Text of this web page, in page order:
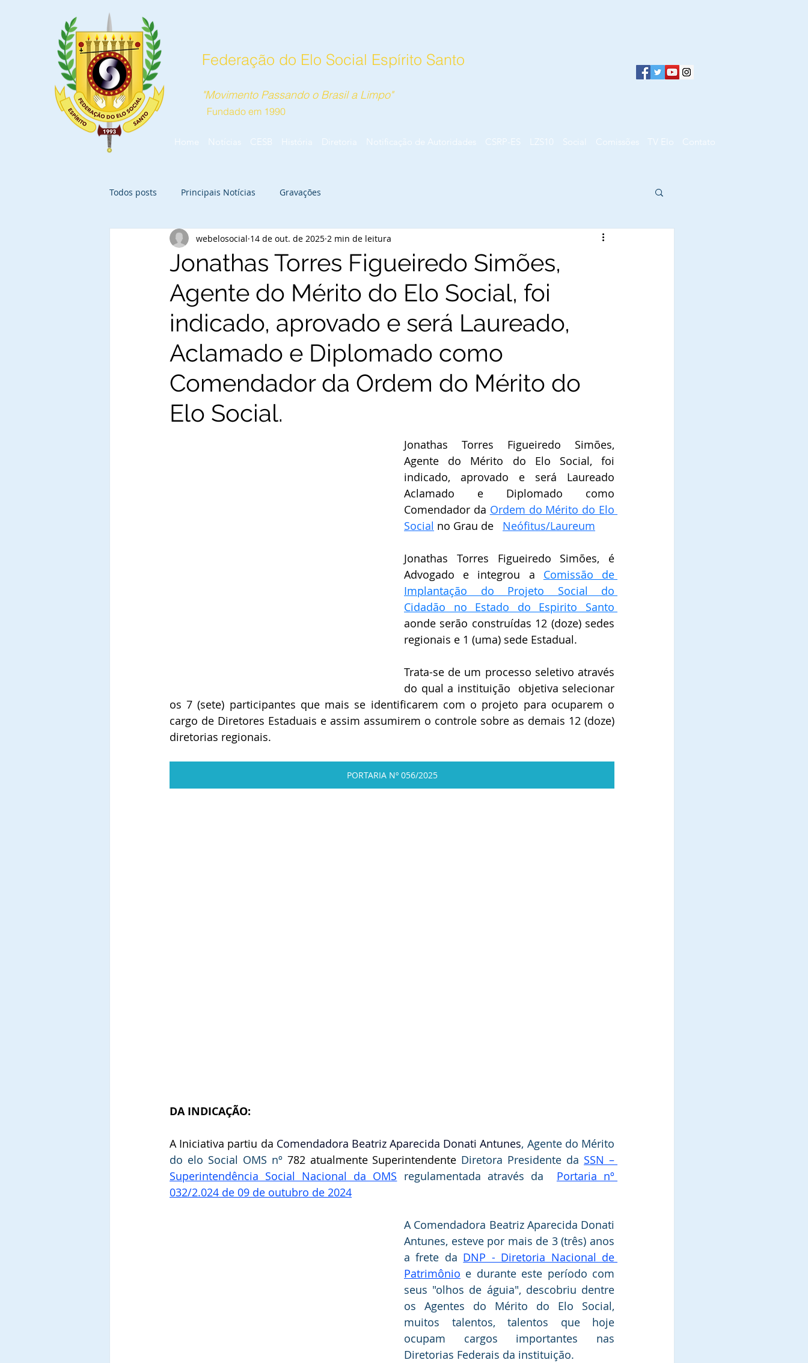
Federação do Elo Social Espírito Santo
"Movimento Passando o Brasil a Limpo"
Fundado em 1990
Home Notícias CESB História Diretoria Notificação de Autoridades CSRP-ES LZS10 Social Comissões TV Elo Contato
Todos posts Principais Notícias Gravações
Jonathas Torres Figueiredo Simões,
Agente do Mérito do Elo Social, foi
indicado, aprovado e será Laureado,
Aclamado e Diplomado como
Comendador da Ordem do Mérito do
Elo Social.
webelosocial 14 de out. de 2025 2 min de leitura
Jonathas Torres Figueiredo Simões,
Agente do Mérito do Elo Social, foi
indicado, aprovado e será Laureado
Aclamado e Diplomado como
Comendador da Ordem do Mérito do Elo
Social no Grau de Neófitus/Laureum
Jonathas Torres Figueiredo Simões, é
Advogado e integrou a Comissão de
Implantação do Projeto Social do
aonde serão construídas 12 (doze) sedes
regionais e 1 (uma) sede Estadual.
Trata-se de um processo seletivo através
do qual a instituição  objetiva selecionar
os 7 (sete) participantes que mais se identificarem com o projeto para ocuparem o
cargo de Diretores Estaduais e assim assumirem o controle sobre as demais 12 (doze)
diretorias regionais.
PORTARIA Nº 056/2025
DA INDICAÇÃO:
A Iniciativa partiu da Comendadora Beatriz Aparecida Donati Antunes, Agente do Mérito
do elo Social OMS nº 782 atualmente Superintendente Diretora Presidente da SSN –
Superintendência Social Nacional da OMS regulamentada através da Portaria nº
032/2.024 de 09 de outubro de 2024
A Comendadora Beatriz Aparecida Donati
Antunes, esteve por mais de 3 (três) anos
a frete da DNP - Diretoria Nacional de
Patrimônio e durante este período com
seus "olhos de águia", descobriu dentre
os Agentes do Mérito do Elo Social,
muitos talentos, talentos que hoje
ocupam cargos importantes nas
Diretorias Federais da instituição.